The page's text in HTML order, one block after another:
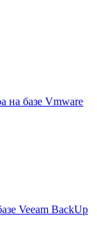
на базе Vmware
Veeam BackUp